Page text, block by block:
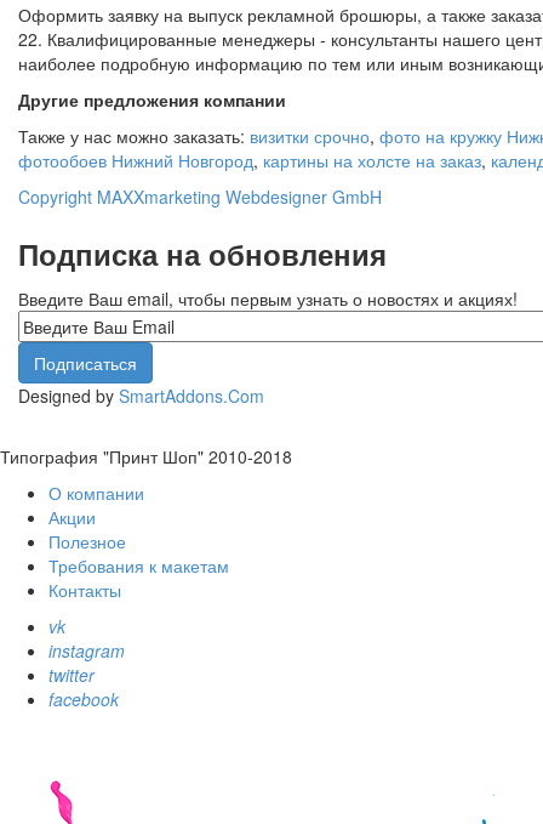
Оформить заявку на выпуск рекламной брошюры, а также
22. Квалифицированные менеджеры - консультанты нашего
наиболее подробную информацию по тем или иным
Другие предложения компании
Также у нас можно заказать: визитки срочно, фото на кружку
фотообоев Нижний Новгород, картины на холсте на заказ,
Copyright MAXXmarketing Webdesigner GmbH
Подписка на обновления
Введите Ваш email, чтобы первым узнать о новостях и акциях!
Designed by SmartAddons.Com
Типография "Принт Шоп" 2010-2018
О компании
Акции
Полезное
Требования к макетам
Контакты
vk
instagram
twitter
facebook